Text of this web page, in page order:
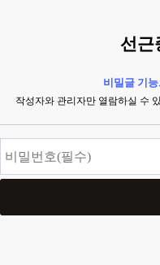
선근
비밀글 기
작성자와 관리자만 열람하실 수